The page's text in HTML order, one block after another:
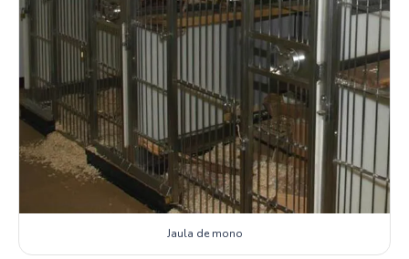
Jaula de mono